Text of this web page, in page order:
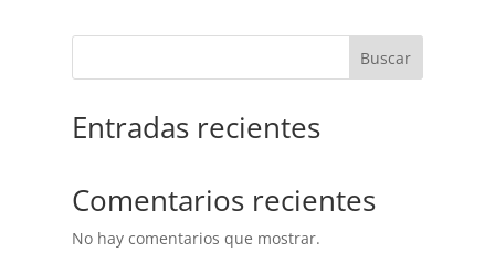
Buscar
Entradas recientes
Comentarios recientes
No hay comentarios que mostrar.